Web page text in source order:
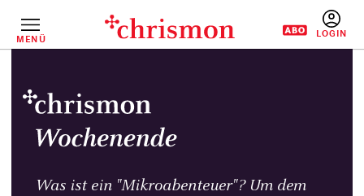
InhaltMENÜ
Was ist ein "Mikroabenteuer"? Um dem